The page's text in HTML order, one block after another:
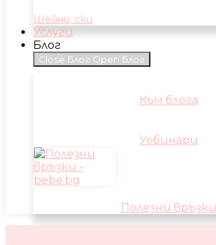
Шейни, ски
Услуги
Блог
Close Блог Open Блог
Към блога
Уебинари
Полезни връзки